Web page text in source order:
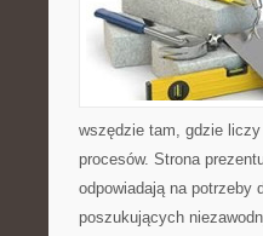
wszędzie tam, gdzie
procesów. Strona
odpowiadają na potrzeby
poszukujących